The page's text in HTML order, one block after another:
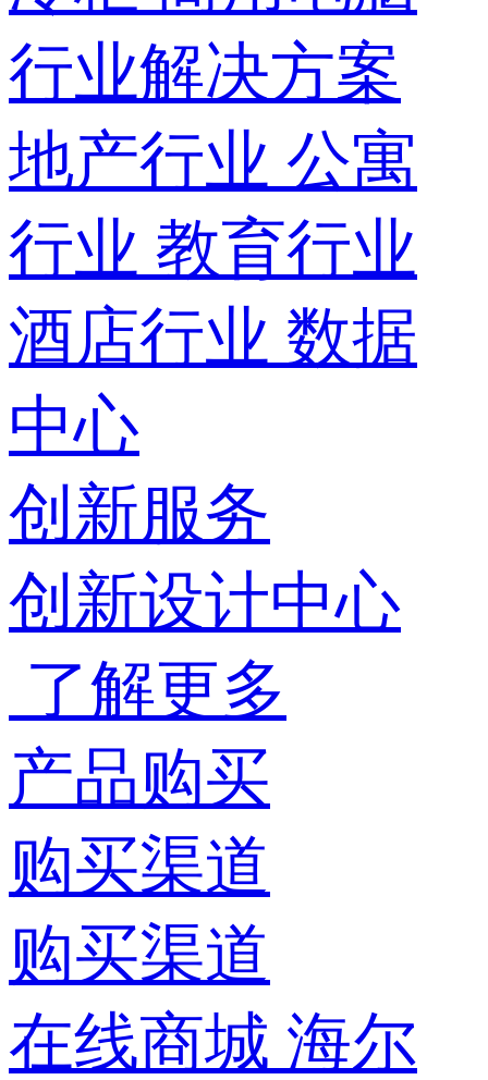
行业解决方案
地产行业 公寓
行业 教育行业
酒店行业 数据
中心
创新服务
创新设计中心
了解更多
产品购买
购买渠道
购买渠道
在线商城 海尔